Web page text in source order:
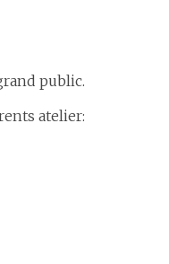
public.
atelier: